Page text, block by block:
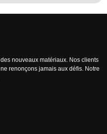
nouveaux matériaux. Nos clients
renonçons jamais aux défis. Notre